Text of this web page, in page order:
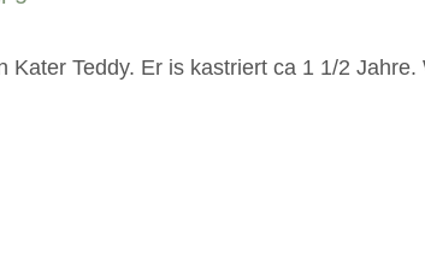
Kater Teddy. Er is kastriert ca 1 1/2